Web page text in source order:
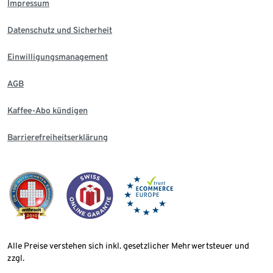
Impressum
Datenschutz und Sicherheit
Einwilligungsmanagement
AGB
Kaffee-Abo kündigen
Barrierefreiheitserklärung
Alle Preise verstehen sich inkl. gesetzlicher Mehrwertsteuer und
zzgl.